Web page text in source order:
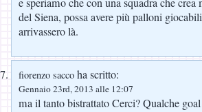
del Siena, possa avere più palloni
arrivassero là.
fiorenzo sacco ha scritto:
Gennaio 23rd, 2013 alle 12:07
ma il tanto bistrattato Cerci? Qualche